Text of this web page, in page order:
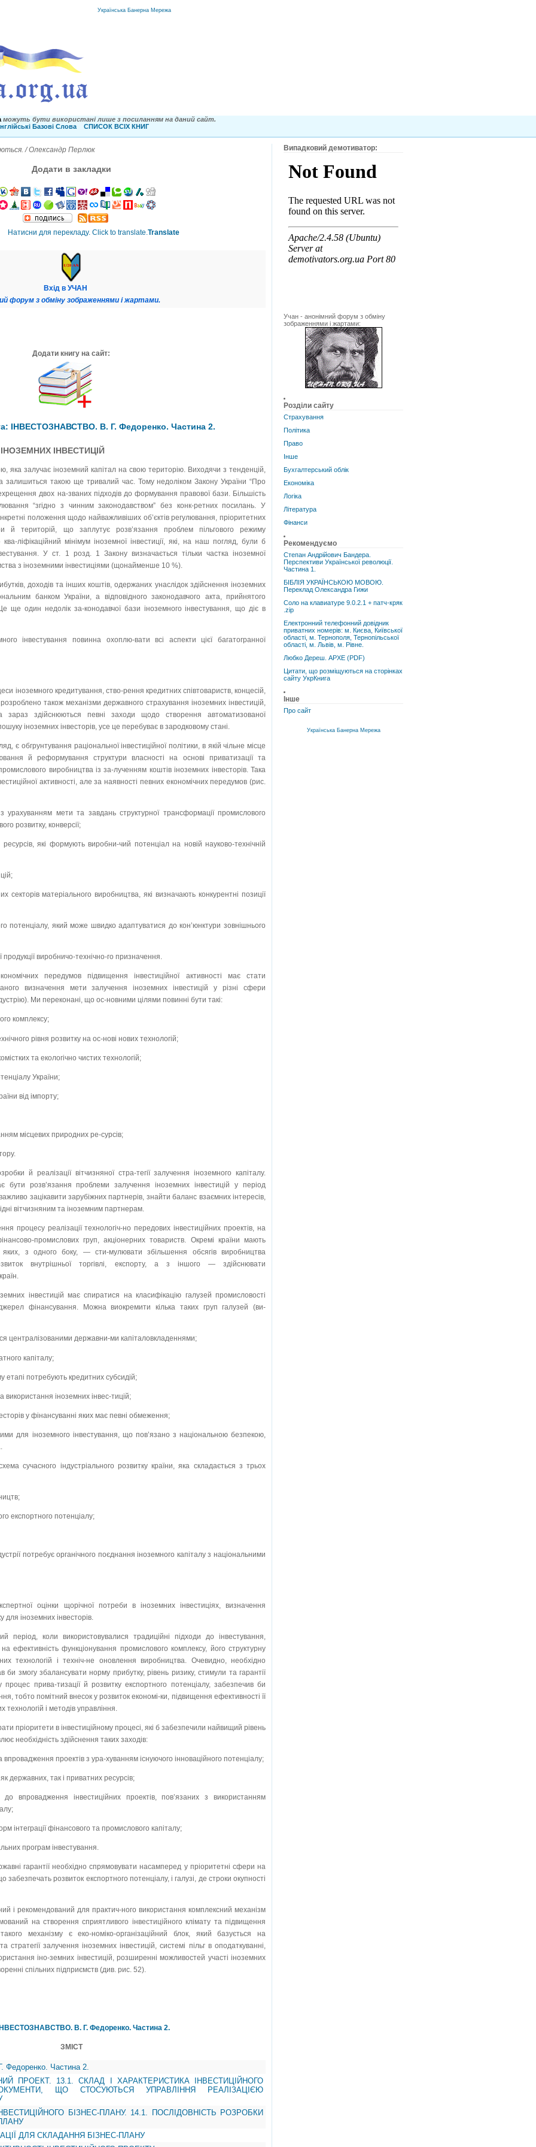
Українська Банерна Мережа
можуть бути використані лише з посиланням на даний сайт.
Базові Слова
СПИСОК ВСІХ КНИГ
/ Олександр Перлюк
Додати в закладки
Translate
Вхід в УЧАН
форум з обміну зображеннями і жартами.
Додати книгу на сайт:
ІНВЕСТОЗНАВСТВО. В. Г. Федоренко. Частина 2.
ІНВЕСТИЦІЙ
яка залучає іноземний капітал на свою територію. Виходячи з тенденцій,
залишиться такою ще тривалий час. Тому недоліком Закону України “Про
двох на-званих підходів до формування правової бази. Більшість
“згідно з чинним законодавством” без конк-ретних посилань. У
положення щодо найважливіших об’єктів регулювання, пріоритетних
й територій, що заплутує розв’язання проблем пільгового режиму
ліфікаційний мінімум іноземної інвестиції, які, на наш погляд, були б
У ст. 1 розд. 1 Закону визначається тільки частка іноземної
з іноземними інвестиціями (щонайменше 10 %).
доходів та інших коштів, одержаних унаслідок здійснення іноземних
банком України, а відповідного законодавчого акта, прийнятого
ще один недолік за-конодавчої бази іноземного інвестування, що діє в
інвестування повинна охоплю-вати всі аспекти цієї багатогранної
іноземного кредитування, ство-рення кредитних співтовариств, концесій,
також механізми державного страхування іноземних інвестицій,
зараз здійснюються певні заходи щодо створення автоматизованої
іноземних інвесторів, усе це перебуває в зародковому стані.
є обгрунтування раціональної інвестиційної політики, в якій чільне місце
й реформування структури власності на основі приватизації та
виробництва із за-лученням коштів іноземних інвесторів. Така
активності, але за наявності певних економічних передумов (рис.
урахуванням мети та завдань структурної трансформації промислового
розвитку, конверсії;
ресурсів, які формують виробни-чий потенціал на новій науково-технічній
секторів матеріального виробництва, які визначають конкурентні позиції
потенціалу, який може швидко адаптуватися до кон’юнктури зовнішнього
продукції виробничо-технічно-го призначення.
передумов підвищення інвестиційної активності має стати
визначення мети залучення іноземних інвестицій у різні сфери
Ми переконані, що ос-новними цілями повинні бути такі:
комплексу;
рівня розвитку на ос-нові нових технологій;
та екологічно чистих технологій;
України;
від імпорту;
місцевих природних ре-сурсів;
й реалізації вітчизняної стра-тегії залучення іноземного капіталу.
розв’язання проблеми залучення іноземних інвестицій у період
зацікавити зарубіжних партнерів, знайти баланс взаємних інтересів,
вітчизняним та іноземним партнерам.
процесу реалізації технологіч-но передових інвестиційних проектів, на
промислових груп, акціонерних товариств. Окремі країни мають
яких, з одного боку, — сти-мулювати збільшення обсягів виробництва
внутрішньої торгівлі, експорту, а з іншого — здійснювати
інвестицій має спиратися на класифікацію галузей промисловості
фінансування. Можна виокремити кілька таких груп галузей (ви-
централізованими державни-ми капіталовкладеннями;
капіталу;
етапі потребують кредитних субсидій;
використання іноземних інвес-тицій;
у фінансуванні яких має певні обмеження;
для іноземного інвестування, що пов’язано з національною безпекою,
сучасного індустріального розвитку країни, яка складається з трьох
експортного потенціалу;
потребує органічного поєднання іноземного капіталу з національними
оцінки щорічної потреби в іноземних інвестиціях, визначення
для іноземних інвесторів.
коли використовувалися традиційні підходи до інвестування,
ефективність функціонування промислового комплексу, його структурну
технологій і техніч-не оновлення виробництва. Очевидно, необхідно
змогу збалансувати норму прибутку, рівень ризику, стимули та гарантії
прива-тизації й розвитку експортного потенціалу, забезпечив би
тобто помітний внесок у розвиток економі-ки, підвищення ефективності її
і методів управління.
пріоритети в інвестиційному процесі, які б забезпечили найвищий рівень
необхідність здійснення таких заходів:
проектів з ура-хуванням існуючого інноваційного потенціалу;
державних, так і приватних ресурсів;
впровадження інвестиційних проектів, пов’язаних з використанням
інтеграції фінансового та промислового капіталу;
програм інвестування.
гарантії необхідно спрямовувати насамперед у пріоритетні сфери на
забезпечать розвиток експортного потенціалу, і галузі, де строки окупності
і рекомендований для практич-ного використання комплексний механізм
на створення сприятливого інвестиційного клімату та підвищення
механізму є еко-номіко-організаційний блок, який базується на
стратегії залучення іноземних інвестицій, системі пільг в оподаткуванні,
іно-земних інвестицій, розширенні можливостей участі іноземних
спільних підприємств (див. рис. 52).
В. Г. Федоренко. Частина 2.
ЗМІСТ
Частина 2.
ПРОЕКТ. 13.1. СКЛАД І ХАРАКТЕРИСТИКА ІНВЕСТИЦІЙНОГО
ЩО СТОСУЮТЬСЯ УПРАВЛІННЯ РЕАЛІЗАЦІЄЮ
БІЗНЕС-ПЛАНУ. 14.1. ПОСЛІДОВНІСТЬ РОЗРОБКИ
ДЛЯ СКЛАДАННЯ БІЗНЕС-ПЛАНУ
Випадковий демотиватор:
Учан - анонімний форум з обміну
зображеннями і жартами:
Розділи сайту
Страхування
Політика
Право
Інше
Бухгалтерський облік
Економіка
Логіка
Література
Фінанси
Рекомендуємо
Степан Андрійович Бандера.
Перспективи Української революції.
Частина 1.
БІБЛІЯ УКРАЇНСЬКОЮ МОВОЮ.
Переклад Олександра Гижи
Соло на клавиатуре 9.0.2.1 + патч-кряк
.zip
Електронний телефонний довідник
приватних номерів: м. Києва, Київської
області, м. Тернополя, Тернопільської
області, м. Львів, м. Рівне.
Любко Дереш. АРХЕ (PDF)
Цитати, що розміщуються на сторінках
сайту УкрКнига
Інше
Про сайт
Українська Банерна Мережа